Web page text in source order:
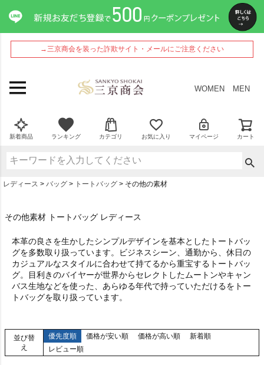
→三京商会を装った詐欺サイト・メールにご注意ください
WOMEN MEN
新着商品 ランキング カテゴリ お気に入り マイページ カート
レディース バッグ トートバッグ その他の素材
その他素材 トートバッグ レディース
本革の良さを生かしたシンプルデザインを基本としたトートバッ
グを多数取り扱っています。ビジネスシーン、通勤から、休日の
カジュアルなスタイルに合わせて持てるから重宝するトートバッ
グ。目利きのバイヤーが世界からセレクトしたムートンやキャン
バス生地などを使った、あらゆる年代で持っていただけるをトー
トバッグを取り扱っています。
並び替
え
優先度順 価格が安い順 価格が高い順
新着順
レビュー順